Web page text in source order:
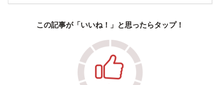
この記事が「いいね！」と思ったらタップ！